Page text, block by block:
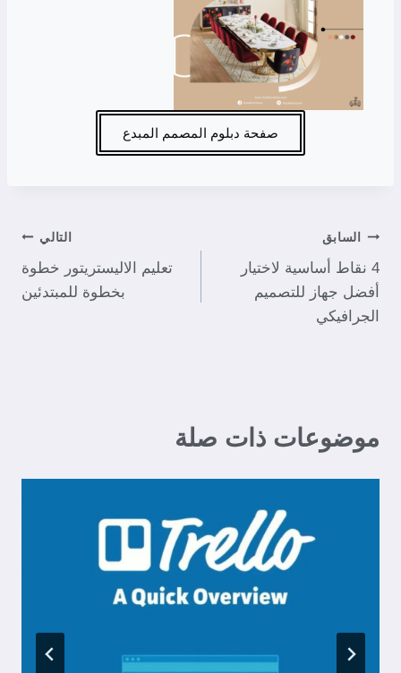
صفحة دبلوم المصمم المبدع
السابق
4 نقاط أساسية لاختيار
أفضل جهاز للتصميم
الجرافيكي
التالي
تعليم الاليستريتور خطوة
بخطوة للمبتدئين
موضوعات ذات صلة